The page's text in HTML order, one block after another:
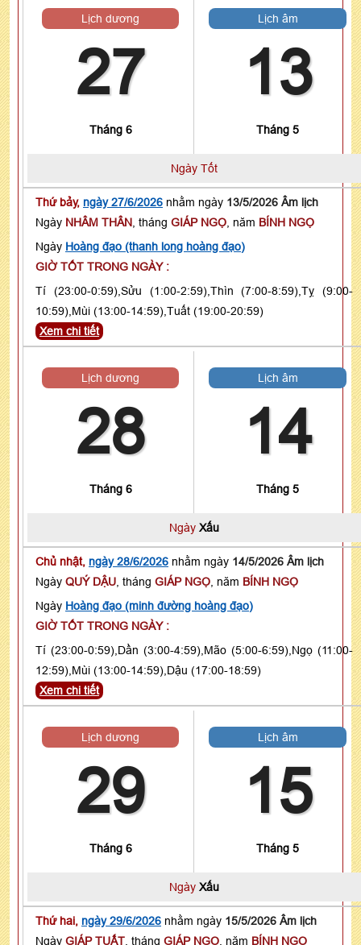
Lịch dương
27
Tháng 6
Lịch âm
13
Tháng 5
Ngày Tốt
Thứ bảy, ngày 27/6/2026 nhằm ngày 13/5/2026 Âm lịch
Ngày NHÂM THÂN , tháng GIÁP NGỌ , năm BÍNH NGỌ
Ngày Hoàng đạo (thanh long hoàng đạo)
GIỜ TỐT TRONG NGÀY :
Tí (23:00-0:59),Sửu (1:00-2:59),Thìn (7:00-8:59),Tỵ (9:00-
10:59),Mùi (13:00-14:59),Tuất (19:00-20:59)
Xem chi tiết
Lịch dương
28
Tháng 6
Lịch âm
14
Tháng 5
Ngày Xấu
Chủ nhật, ngày 28/6/2026 nhằm ngày 14/5/2026 Âm lịch
Ngày QUÝ DẬU , tháng GIÁP NGỌ , năm BÍNH NGỌ
Ngày Hoàng đạo (minh đường hoàng đạo)
GIỜ TỐT TRONG NGÀY :
Tí (23:00-0:59),Dần (3:00-4:59),Mão (5:00-6:59),Ngọ (11:00-
12:59),Mùi (13:00-14:59),Dậu (17:00-18:59)
Xem chi tiết
Lịch dương
29
Tháng 6
Lịch âm
15
Tháng 5
Ngày Xấu
Thứ hai, ngày 29/6/2026 nhằm ngày 15/5/2026 Âm lịch
Ngày GIÁP TUẤT , tháng GIÁP NGỌ , năm BÍNH NGỌ